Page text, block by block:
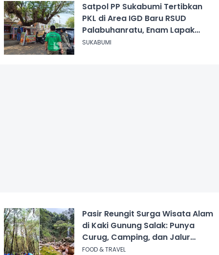
Satpol PP Sukabumi Tertibkan
PKL di Area IGD Baru RSUD
Palabuhanratu, Enam Lapak
Dibongkar Mandiri
SUKABUMI
Pasir Reungit Surga Wisata Alam
di Kaki Gunung Salak: Punya
Curug, Camping, dan Jalur
Pendakian
FOOD & TRAVEL